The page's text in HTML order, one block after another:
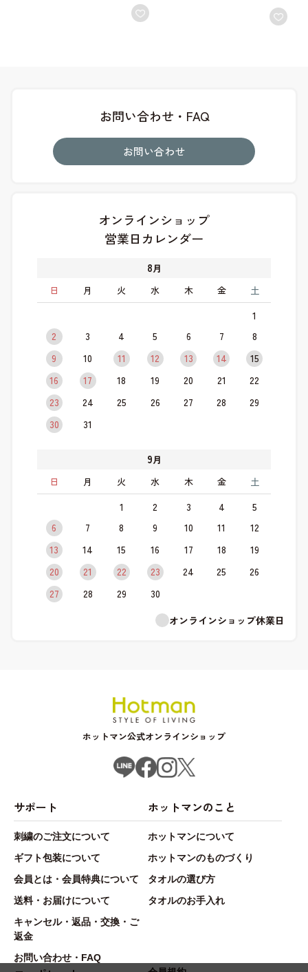
お問い合わせ・FAQ
お問い合わせ
オンラインショップ
営業日カレンダー
8月
日
月 火 水 木 金 土
1
2
3 4 5 6 7
8
9
10 11 12 13 14
15
16
17 18 19 20 21
22
23
24 25 26 27 28
29
30
31
9月
日
月 火 水 木 金 土
1 2 3 4
5
6
7 8 9 10 11
12
13
14 15 16 17 18
19
20
21 22 23 24 25
26
27
28 29
30
オンラインショップ休業日
ホットマン公式オンラインショップ
サポート
刺繍のご注文について
ギフト包装について
会員とは・会員特典について
送料・お届けについて
キャンセル・返品・交換・ご
返金
お問い合わせ・FAQ
ホットマンのこと
ホットマンについて
ホットマンのものづくり
タオルの選び方
タオルのお手入れ